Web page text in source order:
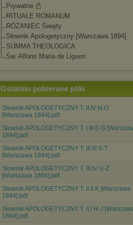
Prywatne
RITUALE ROMANUM
RÓŻANIEC Święty
Słownik Apologetyczny [Warszawa 1894]
SUMMA THEOLOGICA
Św. Alfons Maria de Liguori
Ostatnio pobierane pliki
Słownik APOLOGETYCZNY T. II.IV N-O
[Warszawa 1894].pdf
Słownik APOLOGETYCZNY T. I.III E-G
1894].pdf
Słownik APOLOGETYCZNY T. III.III S-T
[Warszawa 1894].pdf
Słownik APOLOGETYCZNY T. III.IV U-Ż
[Warszawa 1894].pdf
Słownik APOLOGETYCZNY T. II.II K [Warszawa
1894].pdf
Słownik APOLOGETYCZNY T. II.I H-J
1894].pdf